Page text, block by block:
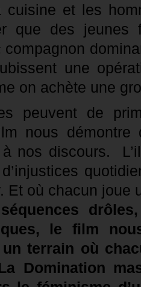
cuisine et les
que des jeunes
compagnon
une
on achète une
peuvent de
nous démontre
nos discours.
Et où chacun joue
le film
terrain où
Domination